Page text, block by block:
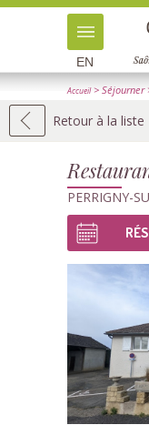
EN
Accueil> Séjourner
Retour à la liste
PERRIGNY-